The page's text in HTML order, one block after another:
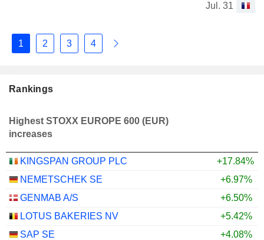
Jul. 31
1 2 3 4
Rankings
Highest STOXX EUROPE 600 (EUR)
increases
KINGSPAN GROUP PLC
+17.84%
NEMETSCHEK SE
+6.97%
GENMAB A/S
+6.50%
LOTUS BAKERIES NV
+5.42%
SAP SE
+4.08%